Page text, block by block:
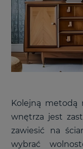
Kolejną metodą
wnętrza jest
zawiesić na
wybrać